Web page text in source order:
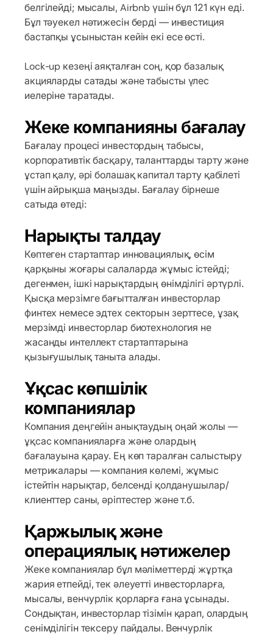
белгілейді; мысалы, Airbnb үшін бұл 121 күн еді.
Бұл тәуекел нәтижесін берді — инвестиция
бастапқы ұсыныстан кейін екі есе өсті.
Lock-up кезеңі аяқталған соң, қор базалық
акцияларды сатады және табысты үлес
иелеріне таратады.
Жеке компанияны бағалау
Бағалау процесі инвестордың табысы,
корпоративтік басқару, таланттарды тарту және
ұстап қалу, әрі болашақ капитал тарту қабілеті
үшін айрықша маңызды. Бағалау бірнеше
сатыда өтеді:
Нарықты талдау
Көптеген стартаптар инновациялық, өсім
қарқыны жоғары салаларда жұмыс істейді;
дегенмен, ішкі нарықтардың өнімділігі әртүрлі.
Қысқа мерзімге бағытталған инвесторлар
финтех немесе эдтех секторын зерттесе, ұзақ
мерзімді инвесторлар биотехнология не
жасанды интеллект стартаптарына
қызығушылық таныта алады.
Ұқсас көпшілік
компаниялар
Компания деңгейін анықтаудың оңай жолы —
ұқсас компанияларға және олардың
бағалауына қарау. Ең көп таралған салыстыру
метрикалары — компания көлемі, жұмыс
істейтін нарықтар, белсенді қолданушылар/
клиенттер саны, әріптестер және т.б.
Қаржылық және
операциялық нәтижелер
Жеке компаниялар бұл мәліметтерді жұртқа
жария етпейді, тек әлеуетті инвесторларға,
мысалы, венчурлік қорларға ғана ұсынады.
Сондықтан, инвесторлар тізімін қарап, олардың
сенімділігін тексеру пайдалы. Венчурлік